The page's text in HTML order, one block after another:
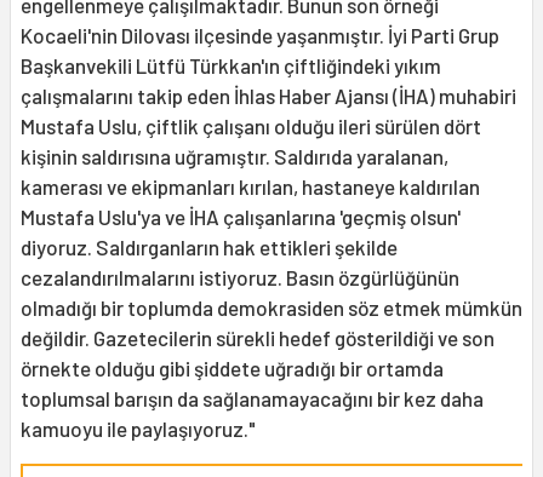
engellenmeye çalışılmaktadır. Bunun son örneği
Kocaeli'nin Dilovası ilçesinde yaşanmıştır. İyi Parti Grup
Başkanvekili Lütfü Türkkan'ın çiftliğindeki yıkım
çalışmalarını takip eden İhlas Haber Ajansı (İHA) muhabiri
Mustafa Uslu, çiftlik çalışanı olduğu ileri sürülen dört
kişinin saldırısına uğramıştır. Saldırıda yaralanan,
kamerası ve ekipmanları kırılan, hastaneye kaldırılan
Mustafa Uslu'ya ve İHA çalışanlarına 'geçmiş olsun'
diyoruz. Saldırganların hak ettikleri şekilde
cezalandırılmalarını istiyoruz. Basın özgürlüğünün
olmadığı bir toplumda demokrasiden söz etmek mümkün
değildir. Gazetecilerin sürekli hedef gösterildiği ve son
örnekte olduğu gibi şiddete uğradığı bir ortamda
toplumsal barışın da sağlanamayacağını bir kez daha
kamuoyu ile paylaşıyoruz."